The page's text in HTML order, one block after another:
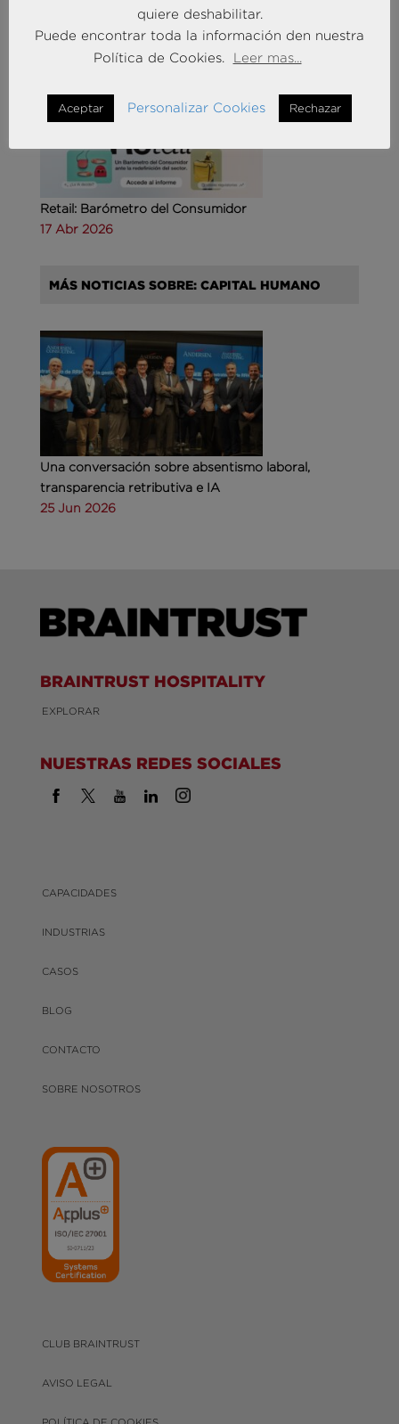
MÁS NOTICIAS SOBRE: CUSTOMER
EXPERIENCE
Retail: Barómetro del Consumidor
17 Abr 2026
MÁS NOTICIAS SOBRE: CAPITAL HUMANO
Una conversación sobre absentismo laboral,
transparencia retributiva e IA
25 Jun 2026
BRAINTRUST HOSPITALITY
EXPLORAR
NUESTRAS REDES SOCIALES
CAPACIDADES
INDUSTRIAS
CASOS
BLOG
CONTACTO
SOBRE NOSOTROS
CLUB BRAINTRUST
AVISO LEGAL
quiere deshabilitar.
Puede encontrar toda la información den nuestra
Política de Cookies.
Leer mas...
Aceptar Personalizar Cookies Rechazar